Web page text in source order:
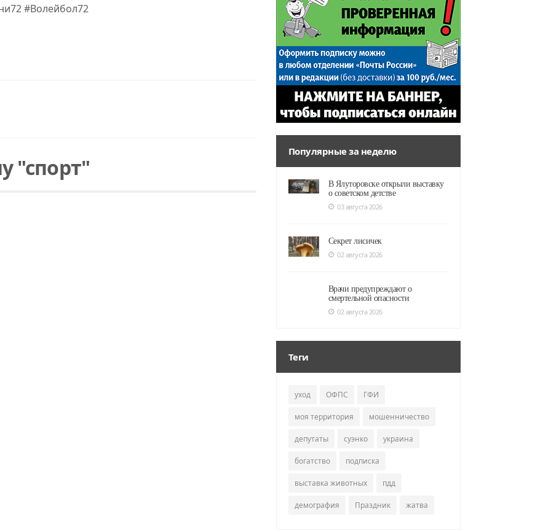
#Волейбол72
"спорт"
Популярные за неделю
В Ялуторовске открыли выставку
о советском детстве
03 августа 2026
Секрет лисичек
02 августа 2026
Врачи предупреждают о
смертельной опасности
02 августа 2026
Теги
уход ОФПС ГФИ
моя территория мошенничество
депутаты суэнко украина
богатство подписка
выставка животных пдд
демография Праздник жатва